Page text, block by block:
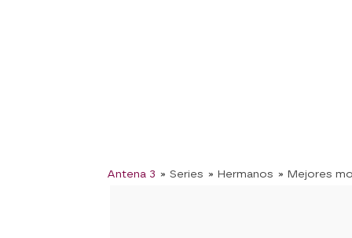
Antena 3 » Series » Hermanos » Mejores